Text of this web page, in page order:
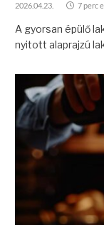
2026.04.23. 7 perc
A gyorsan épülő
nyitott alaprajzú